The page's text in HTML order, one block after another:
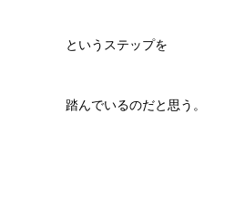
というステップを
踏んでいるのだと思う。